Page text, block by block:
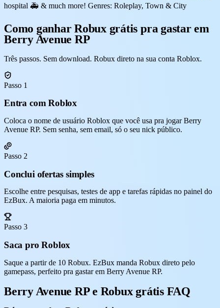
hospital 🚑 & much more! Genres: Roleplay, Town & City
Como ganhar Robux grátis pra gastar em
Berry Avenue RP
Três passos. Sem download. Robux direto na sua conta Roblox.
Passo 1
Entra com Roblox
Coloca o nome de usuário Roblox que você usa pra jogar Berry
Avenue RP. Sem senha, sem email, só o seu nick público.
Passo 2
Conclui ofertas simples
Escolhe entre pesquisas, testes de app e tarefas rápidas no painel do
EzBux. A maioria paga em minutos.
Passo 3
Saca pro Roblox
Saque a partir de 10 Robux. EzBux manda Robux direto pelo
gamepass, perfeito pra gastar em Berry Avenue RP.
Berry Avenue RP e Robux grátis FAQ